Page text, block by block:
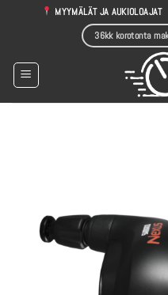
MYYMÄLÄT JA AUKIOLOAJAT
36kk korotonta